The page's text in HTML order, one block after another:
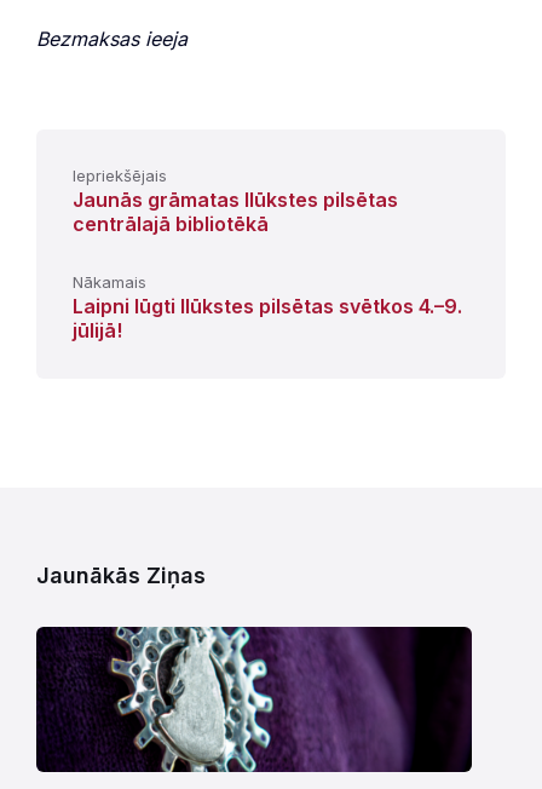
Bezmaksas ieeja
Iepriekšējais
Jaunās grāmatas Ilūkstes pilsētas
centrālajā bibliotēkā
Nākamais
Laipni lūgti Ilūkstes pilsētas svētkos 4.–9.
jūlijā!
Jaunākās Ziņas